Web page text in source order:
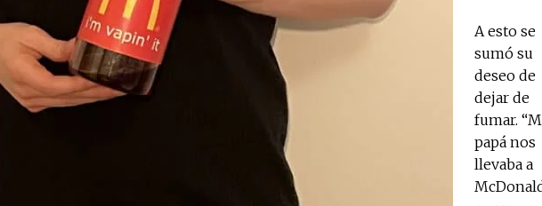
A esto se
sumó su
deseo de
dejar de
fumar.
papá nos
llevaba a